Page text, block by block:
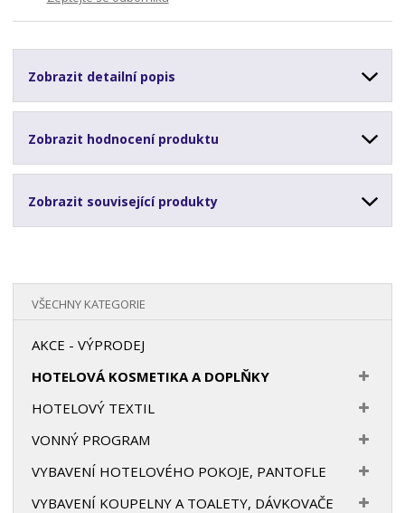
Zobrazit detailní popis
Zobrazit hodnocení produktu
Zobrazit související produkty
VŠECHNY KATEGORIE
AKCE - VÝPRODEJ
HOTELOVÁ KOSMETIKA A DOPLŇKY
HOTELOVÝ TEXTIL
VONNÝ PROGRAM
VYBAVENÍ HOTELOVÉHO POKOJE, PANTOFLE
VYBAVENÍ KOUPELNY A TOALETY, DÁVKOVAČE